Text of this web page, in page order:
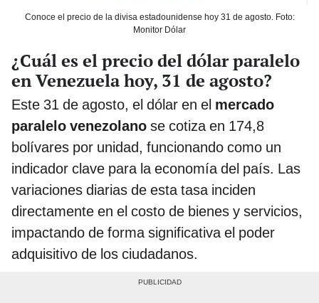
Conoce el precio de la divisa estadounidense hoy 31 de agosto. Foto:
Monitor Dólar
¿Cuál es el precio del dólar paralelo
en Venezuela hoy, 31 de agosto?
Este 31 de agosto, el dólar en el mercado
paralelo venezolano se cotiza en 174,8
bolívares por unidad, funcionando como un
indicador clave para la economía del país. Las
variaciones diarias de esta tasa inciden
directamente en el costo de bienes y servicios,
impactando de forma significativa el poder
adquisitivo de los ciudadanos.